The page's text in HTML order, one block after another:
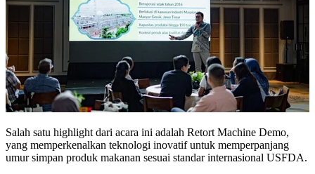
Salah satu highlight dari acara ini adalah Retort Machine Demo,
yang memperkenalkan teknologi inovatif untuk memperpanjang
umur simpan produk makanan sesuai standar internasional USFDA.